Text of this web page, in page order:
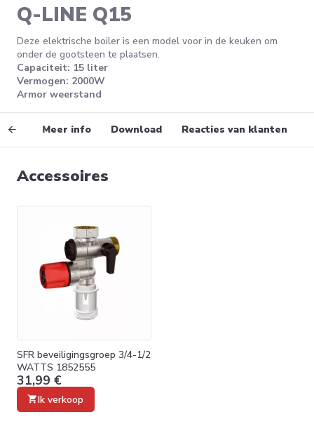
Q-LINE Q15
Deze elektrische boiler is een model voor in de keuken om
onder de gootsteen te plaatsen.
Capaciteit: 15 liter
Vermogen: 2000W
Armor weerstand
Meer info Download Reacties van klanten
Accessoires
SFR beveiligingsgroep 3/4-1/2
WATTS 1852555
31,99 €
Ik verkoop